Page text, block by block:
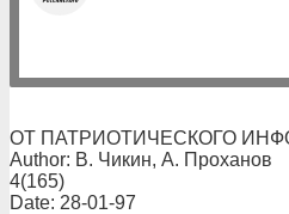
ОТ ПАТРИОТИЧЕСКОГО
Author: В. Чикин, А. Проханов
4(165)
Date: 28-01-97